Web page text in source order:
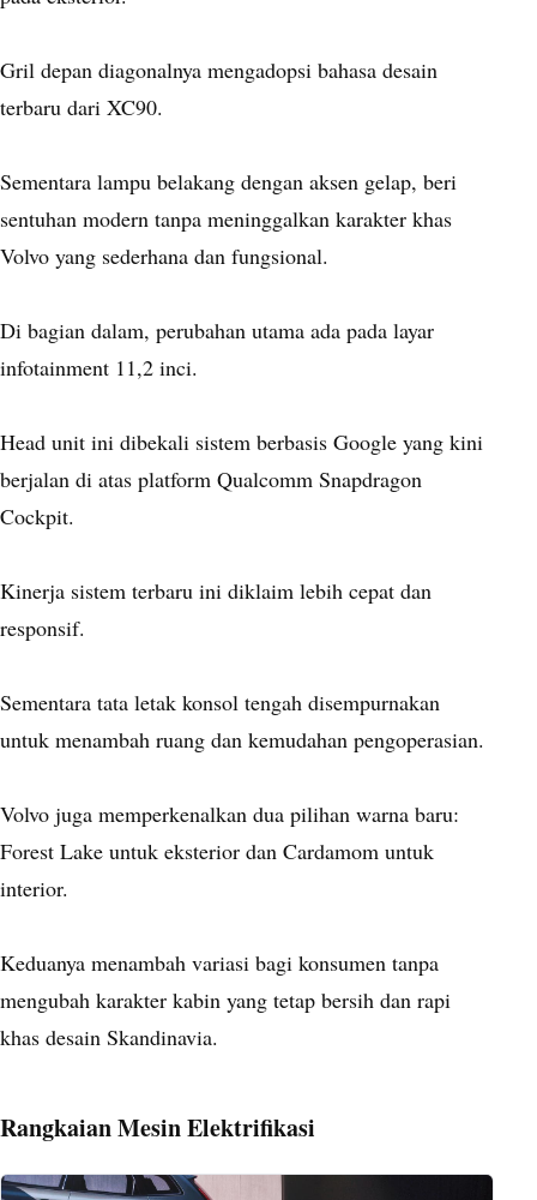
Gril depan diagonalnya mengadopsi bahasa desain
terbaru dari XC90.
Sementara lampu belakang dengan aksen gelap, beri
sentuhan modern tanpa meninggalkan karakter khas
Volvo yang sederhana dan fungsional.
Di bagian dalam, perubahan utama ada pada layar
infotainment 11,2 inci.
Head unit ini dibekali sistem berbasis Google yang kini
berjalan di atas platform Qualcomm Snapdragon
Cockpit.
Kinerja sistem terbaru ini diklaim lebih cepat dan
responsif.
Sementara tata letak konsol tengah disempurnakan
untuk menambah ruang dan kemudahan pengoperasian.
Volvo juga memperkenalkan dua pilihan warna baru:
Forest Lake untuk eksterior dan Cardamom untuk
interior.
Keduanya menambah variasi bagi konsumen tanpa
mengubah karakter kabin yang tetap bersih dan rapi
khas desain Skandinavia.
Rangkaian Mesin Elektrifikasi